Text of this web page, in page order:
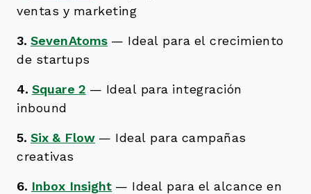
ventas y marketing
3. SevenAtoms — Ideal para el crecimiento
de startups
4. Square 2 — Ideal para integración
inbound
5. Six & Flow — Ideal para campañas
creativas
6. Inbox Insight — Ideal para el alcance en